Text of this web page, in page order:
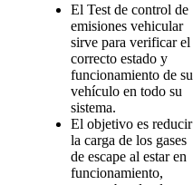
El Test de control de
emisiones vehicular
sirve para verificar el
correcto estado y
funcionamiento de su
vehículo en todo su
sistema.
El objetivo es reducir
la carga de los gases
de escape al estar en
funcionamiento,